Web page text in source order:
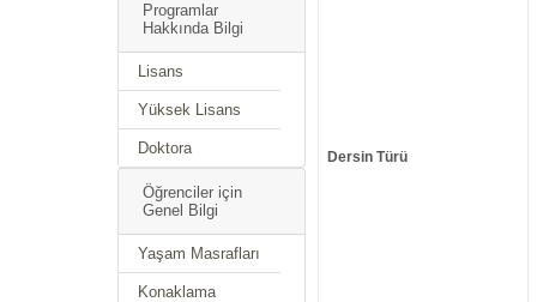
Programlar
Hakkında Bilgi
Lisans
Yüksek Lisans
Doktora
Öğrenciler için
Genel Bilgi
Yaşam Masrafları
Konaklama
Dersin Türü